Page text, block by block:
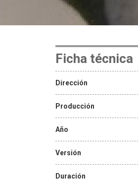
Ficha técnica
Dirección
Producción
Año
Versión
Duración